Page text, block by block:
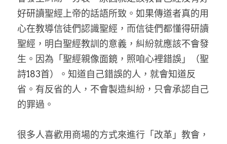
好研讀聖經上帝的話語所致。如果傳道者真的用
心在教導信徒們認識聖經，而信徒們都懂得研讀
聖經，明白聖經教訓的意義，糾紛就應該不會發
生。因為「聖經親像面鏡，照咱心裡錯誤」（聖
詩183首）。知道自己錯誤的人，就會知道反
省。有反省的人，不會製造糾紛，只會承認自己
的罪過。
很多人喜歡用商場的方式來進行「改革」教會，